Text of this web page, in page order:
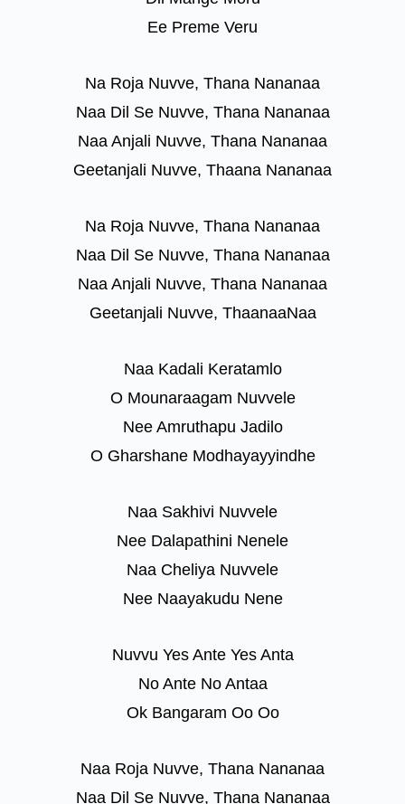
Ee Preme Veru
Na Roja Nuvve, Thana Nananaa
Naa Dil Se Nuvve, Thana Nananaa
Naa Anjali Nuvve, Thana Nananaa
Geetanjali Nuvve, Thaana Nananaa
Na Roja Nuvve, Thana Nananaa
Naa Dil Se Nuvve, Thana Nananaa
Naa Anjali Nuvve, Thana Nananaa
Geetanjali Nuvve, ThaanaaNaa
Naa Kadali Keratamlo
O Mounaraagam Nuvvele
Nee Amruthapu Jadilo
O Gharshane Modhayayyindhe
Naa Sakhivi Nuvvele
Nee Dalapathini Nenele
Naa Cheliya Nuvvele
Nee Naayakudu Nene
Nuvvu Yes Ante Yes Anta
No Ante No Antaa
Ok Bangaram Oo Oo
Naa Roja Nuvve, Thana Nananaa
Naa Dil Se Nuvve, Thana Nananaa